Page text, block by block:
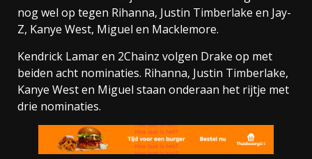
nog wel op tegen Rihanna, Justin Timberlake en Jay-
Z, Kanye West, Miguel en Macklemore.
Kendrick Lamar en 2Chainz volgen Drake op met
beiden acht nominaties. Rihanna, Justin Timberlake,
Kanye West en Miguel staan onderaan het rijtje met
drie nominaties.